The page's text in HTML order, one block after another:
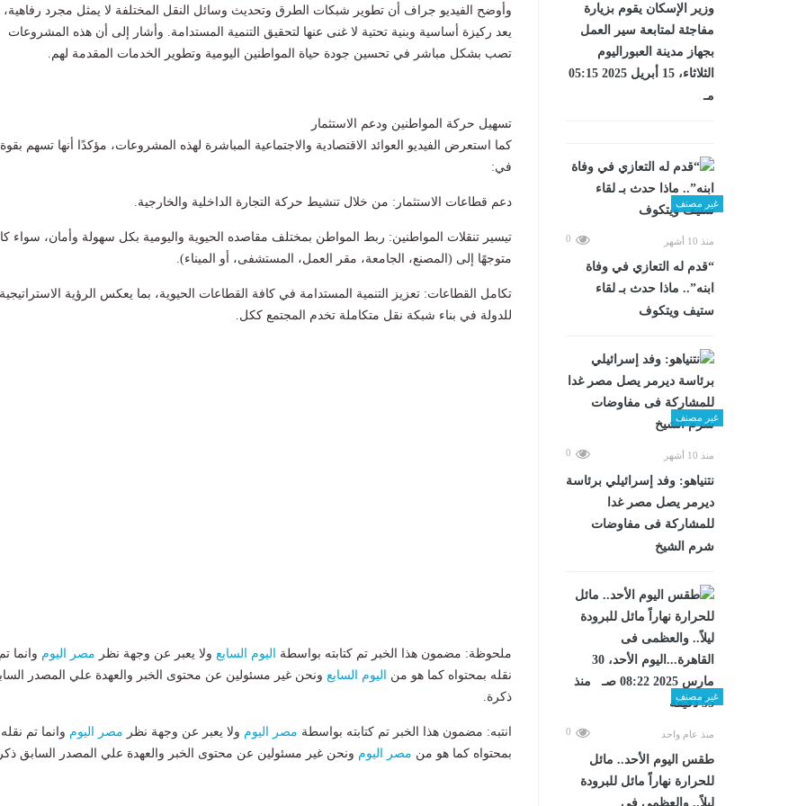
وزير الإسكان يقوم بزيارة
مفاجئة لمتابعة سير العمل
بجهاز مدينة العبوراليوم
الثلاثاء، 15 أبريل 2025 05:15
مـ
غير مصنف
منذ 10 أشهر 0
“قدم له التعازي في وفاة
ابنه”.. ماذا حدث بـ لقاء
ستيف ويتكوف
غير مصنف
منذ 10 أشهر 0
نتنياهو: وفد إسرائيلي برئاسة
ديرمر يصل مصر غدا
للمشاركة فى مفاوضات
شرم الشيخ
غير مصنف
منذ عام واحد 0
طقس اليوم الأحد.. مائل
للحرارة نهاراً مائل للبرودة
ليلاً.. والعظمى فى
​وأوضح الفيديو جراف أن تطوير شبكات الطرق وتحديث وسائل النقل المختلفة لا يمثل مجرد رفاهية،
يعد ركيزة أساسية وبنية تحتية لا غنى عنها لتحقيق التنمية المستدامة. وأشار إلى أن هذه المشروعات
تصب بشكل مباشر في تحسين جودة حياة المواطنين اليومية وتطوير الخدمات المقدمة لهم.
​تسهيل حركة المواطنين ودعم الاستثمار
​كما استعرض الفيديو العوائد الاقتصادية والاجتماعية المباشرة لهذه المشروعات، مؤكدًا أنها تسهم بقوة
في:
دعم قطاعات الاستثمار: من خلال تنشيط حركة التجارة الداخلية والخارجية.
تيسير تنقلات المواطنين: ربط المواطن بمختلف مقاصده الحيوية واليومية بكل سهولة وأمان، سواء
متوجهًا إلى (المصنع، الجامعة، مقر العمل، المستشفى، أو الميناء).
تكامل القطاعات: تعزيز التنمية المستدامة في كافة القطاعات الحيوية، بما يعكس الرؤية الاستراتيجية
للدولة في بناء شبكة نقل متكاملة تخدم المجتمع ككل.
ملحوظة: مضمون هذا الخبر تم كتابته بواسطة اليوم السابع ولا يعبر عن وجهة نظر مصر اليوم وانما
نقله بمحتواه كما هو من
اليوم السابع ونحن غير مسئولين عن محتوى الخبر والعهدة علي المصدر
ذكرة.
انتبه: مضمون هذا الخبر تم كتابته بواسطة مصر اليوم ولا يعبر عن وجهة نظر مصر اليوم وانما تم نقله
بمحتواه كما هو من مصر اليوم ونحن غير مسئولين عن محتوى الخبر والعهدة علي المصدر السابق